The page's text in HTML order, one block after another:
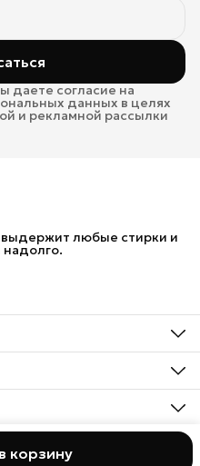
корзину
даете согласие на
данных в целях
и рекламной рассылки
любые стирки и
надолго.
Политика